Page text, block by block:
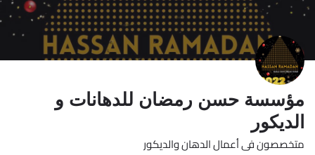
مؤسسة حسن رمضان للدهانات و
الديكور
متخصصون فى أعمال الدهان والديكور